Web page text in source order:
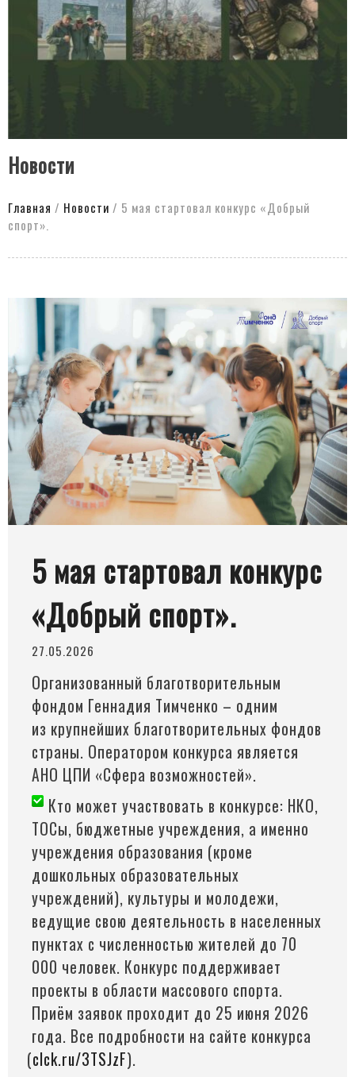
Новости
Главная / Новости / 5 мая стартовал конкурс «Добрый
спорт».
5 мая стартовал конкурс
«Добрый спорт».
27.05.2026
Организованный благотворительным
фондом Геннадия Тимченко – одним
из крупнейших благотворительных фондов
страны. Оператором конкурса является
АНО ЦПИ «Сфера возможностей».
Кто может участвовать в конкурсе: НКО,
ТОСы, бюджетные учреждения, а именно
учреждения образования (кроме
дошкольных образовательных
учреждений), культуры и молодежи,
ведущие свою деятельность в населенных
пунктах с численностью жителей до 70
000 человек. Конкурс поддерживает
проекты в области массового спорта.
Приём заявок проходит до 25 июня 2026
года. Все подробности на сайте конкурса
(clck.ru/3TSJzF).